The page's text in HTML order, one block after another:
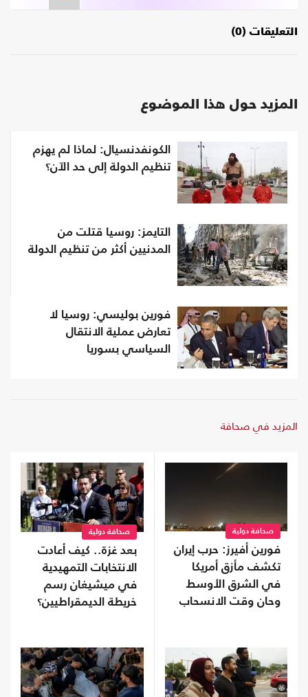
التعليقات (0)
المزيد حول هذا الموضوع
الكونفدنسيال: لماذا لم يهزم
تنظيم الدولة إلى حد الآن؟
التايمز: روسيا قتلت من
المدنيين أكثر من تنظيم الدولة
فورين بوليسي: روسيا لا
تعارض عملية الانتقال
السياسي بسوريا
المزيد في صحافة
صحافة دولية
فورين أفيرز: حرب إيران
تكشف مأزق أمريكا
في الشرق الأوسط
وحان وقت الانسحاب
صحافة دولية
بعد غزة.. كيف أعادت
الانتخابات التمهيدية
في ميشيغان رسم
خريطة الديمقراطيين؟